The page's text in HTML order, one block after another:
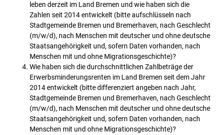
leben derzeit im Land Bremen und wie haben sich die
Zahlen seit 2014 entwickelt (bitte aufschlüsseln nach
Stadtgemeinde Bremen und Bremerhaven, nach Geschlecht
(m/w/d), nach Menschen mit deutscher und ohne deutsche
Staatsangehörigkeit und, sofern Daten vorhanden, nach
Menschen mit und ohne Migrationsgeschichte)?
Wie haben sich die durchschnittlichen Zahlbeträge der
Erwerbsminderungsrenten im Land Bremen seit dem Jahr
2014 entwickelt (bitte differenziert angeben nach Jahr,
Stadtgemeinde Bremen und Bremerhaven, nach Geschlecht
(m/w/d), nach Menschen mit deutscher und ohne deutsche
Staatsangehörigkeit und, sofern Daten vorhanden, nach
Menschen mit und ohne Migrationsgeschichte)?